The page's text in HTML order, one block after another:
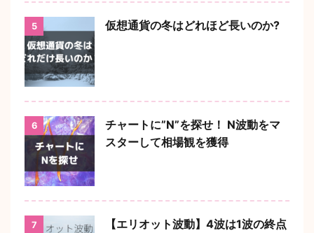
5 仮想通貨の冬はどれほど長いのか?
6
チャートに”N”を探せ！ N波動をマ
スターして相場観を獲得
7
【エリオット波動】4波は1波の終点